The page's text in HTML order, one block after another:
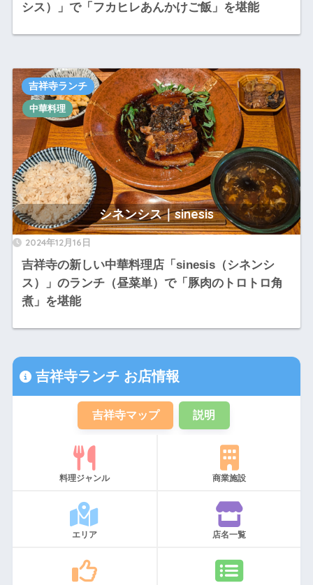
シス）」で「フカヒレあんかけご飯」を堪能
2024年12月16日
吉祥寺の新しい中華料理店「sinesis（シネンシ
ス）」のランチ（昼菜単）で「豚肉のトロトロ角
煮」を堪能
シネンシス｜sinesis
吉祥寺ランチ
中華料理
吉祥寺ランチ お店情報
吉祥寺マップ 説明
料理ジャンル 商業施設
エリア 店名一覧